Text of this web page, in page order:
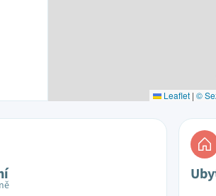
Leaflet | ©